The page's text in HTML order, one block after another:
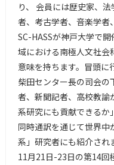
り、 会員には歴史家、
者、考古学者、音楽学者
SC-HASSが神戸大学で
域における南極人文社会
意味を持ちます。冒頭に
柴田センター長の司会の
者、新聞記者、高校教諭
系研究にも貢献できるか
同時通訳を通じて世界
系」研究者にも紹介され
11月21日-23日の第14回